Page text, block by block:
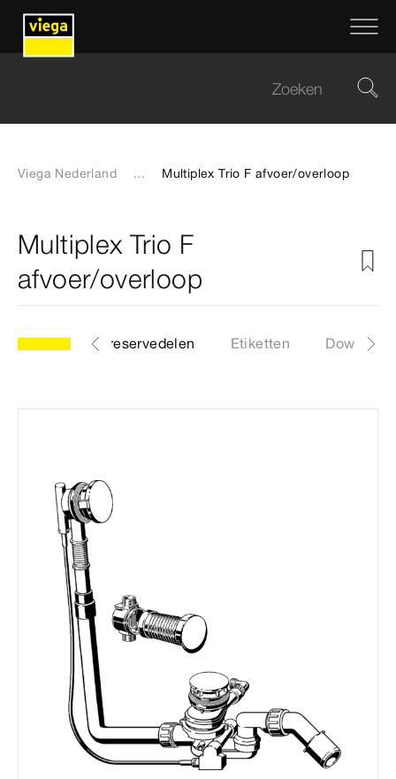
Viega Nederland ... Multiplex Trio F afvoer/overloop
Multiplex Trio F
afvoer/overloop
Lijst met reservedelen Etiketten